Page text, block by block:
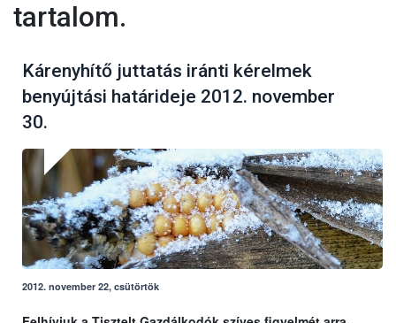
tartalom.
Kárenyhítő juttatás iránti kérelmek
benyújtási határideje 2012. november
30.
2012. november 22, csütörtök